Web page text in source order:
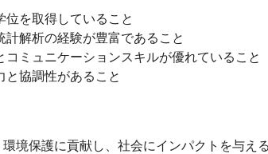
位を取得していること
計解析の経験が豊富であること
コミュニケーションスキルが優れていること
と協調性があること
境保護に貢献し、社会にインパクトを与え